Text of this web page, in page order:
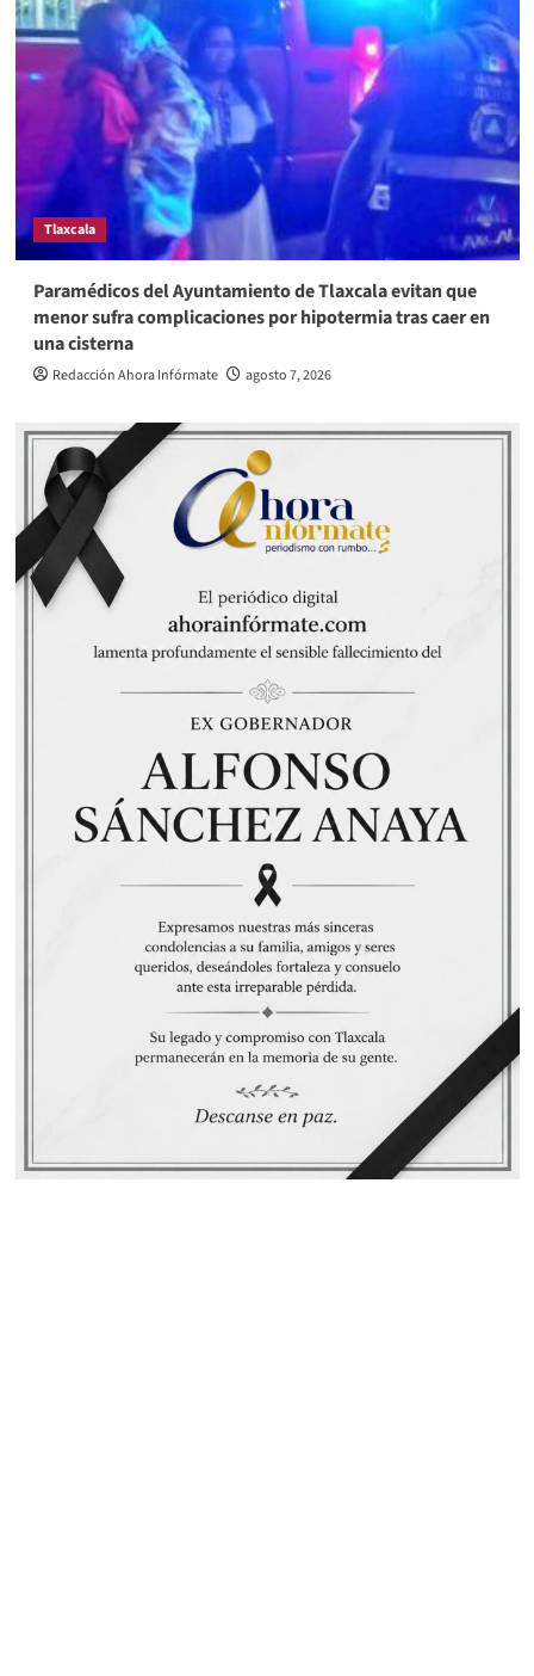
Tlaxcala
Paramédicos del Ayuntamiento de Tlaxcala evitan que
menor sufra complicaciones por hipotermia tras caer en
una cisterna
Redacción Ahora Infórmate agosto 7, 2026